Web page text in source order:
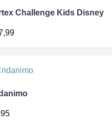
Challenge Kids Disney